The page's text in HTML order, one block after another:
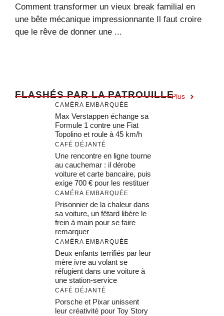
Comment transformer un vieux break familial en
une bête mécanique impressionnante Il faut croire
que le rêve de donner une ...
FLASHÉS PAR LA PATROUILLEPlus
CAMÉRA EMBARQUÉE
Max Verstappen échange sa
Formule 1 contre une Fiat
Topolino et roule à 45 km/h
CAFÉ DÉJANTÉ
Une rencontre en ligne tourne
au cauchemar : il dérobe
voiture et carte bancaire, puis
exige 700 € pour les restituer
CAMÉRA EMBARQUÉE
Prisonnier de la chaleur dans
sa voiture, un fêtard libère le
frein à main pour se faire
remarquer
CAMÉRA EMBARQUÉE
Deux enfants terrifiés par leur
mère ivre au volant se
réfugient dans une voiture à
une station-service
CAFÉ DÉJANTÉ
Porsche et Pixar unissent
leur créativité pour Toy Story